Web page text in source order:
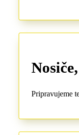
Pripravujeme